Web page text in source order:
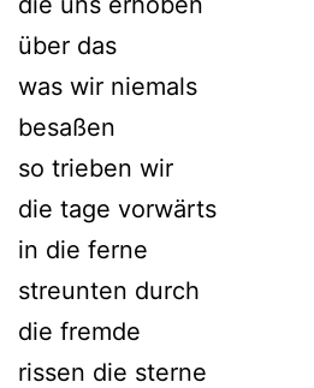
über das
was wir niemals
besaßen
so trieben wir
die tage vorwärts
in die ferne
streunten durch
die fremde
rissen die sterne